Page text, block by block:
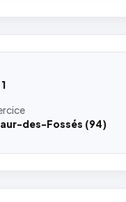
des-Fossés (94)